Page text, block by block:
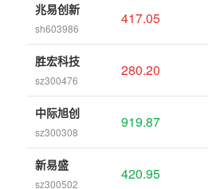
兆易创新
sh603986
417.05
胜宏科技
sz300476
280.20
中际旭创
sz300308
919.87
新易盛
sz300502
420.95